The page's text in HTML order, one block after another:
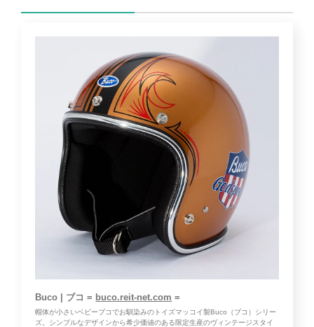
Buco | ブコ = buco.reit-net.com =
帽体が小さいベビーブコでお馴染みのトイズマッコイ製Buco（ブコ）シリー
ズ。シンプルなデザインから希少価値のある限定生産のヴィンテージスタイ